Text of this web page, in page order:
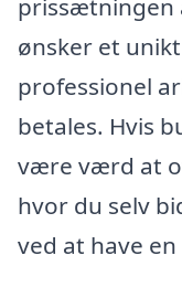
prissætningen
ønsker et
professionel
betales. Hvis
være værd at
hvor du selv
ved at have